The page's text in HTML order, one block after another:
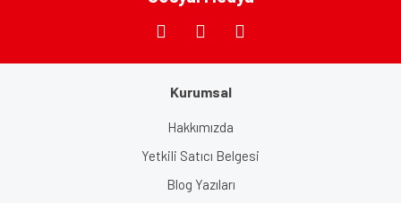
Kurumsal
Hakkımızda
Yetkili Satıcı Belgesi
Blog Yazıları